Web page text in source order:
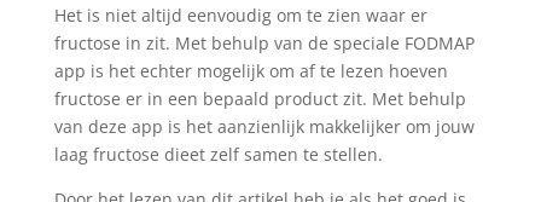
Het is niet altijd eenvoudig om te zien waar er
fructose in zit. Met behulp van de speciale FODMAP
app is het echter mogelijk om af te lezen hoeven
fructose er in een bepaald product zit. Met behulp
van deze app is het aanzienlijk makkelijker om jouw
laag fructose dieet zelf samen te stellen.